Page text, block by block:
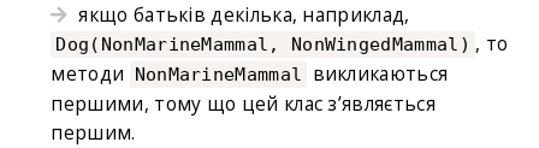
якщо батьків декілька, наприклад,
Dog(NonMarineMammal, NonWingedMammal) , то
методи
NonMarineMammal
викликаються
першими, тому що цей клас з’являється
першим.